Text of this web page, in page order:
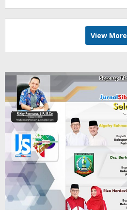
Dua Kali Tak Hadiri Panggilan
View More